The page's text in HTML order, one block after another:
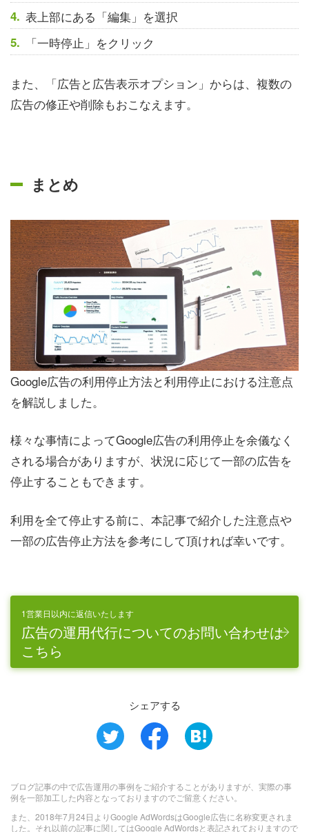
表上部にある「編集」を選択
「一時停止」をクリック
また、「広告と広告表示オプション」からは、複数の
広告の修正や削除もおこなえます。
まとめ
Google広告の利用停止方法と利用停止における注意点
を解説しました。
様々な事情によってGoogle広告の利用停止を余儀なく
される場合がありますが、状況に応じて一部の広告を
停止することもできます。
利用を全て停止する前に、本記事で紹介した注意点や
一部の広告停止方法を参考にして頂ければ幸いです。
1営業日以内に返信いたします
広告の運用代行についてのお問い合わせは
こちら
シェアする
ブログ記事の中で広告運用の事例をご紹介することがありますが、実際の事
例を一部加工した内容となっておりますのでご留意ください。
また、2018年7月24日よりGoogle AdWordsはGoogle広告に名称変更されま
した。それ以前の記事に関してはGoogle AdWordsと表記されておりますので